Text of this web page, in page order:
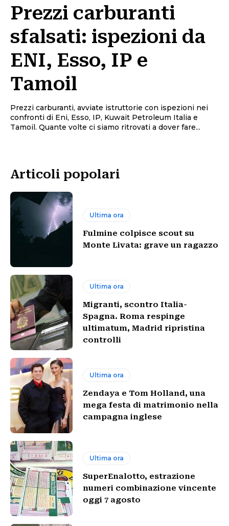
Prezzi carburanti
sfalsati: ispezioni da
ENI, Esso, IP e
Tamoil
Prezzi carburanti, avviate istruttorie con ispezioni nei
confronti di Eni, Esso, IP, Kuwait Petroleum Italia e
Tamoil. Quante volte ci siamo ritrovati a dover fare...
Articoli popolari
Ultima ora
Fulmine colpisce scout su
Monte Livata: grave un ragazzo
Ultima ora
Migranti, scontro Italia-
Spagna. Roma respinge
ultimatum, Madrid ripristina
controlli
Ultima ora
Zendaya e Tom Holland, una
mega festa di matrimonio nella
campagna inglese
Ultima ora
SuperEnalotto, estrazione
numeri combinazione vincente
oggi 7 agosto